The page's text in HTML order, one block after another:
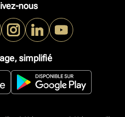
nous
simplifié